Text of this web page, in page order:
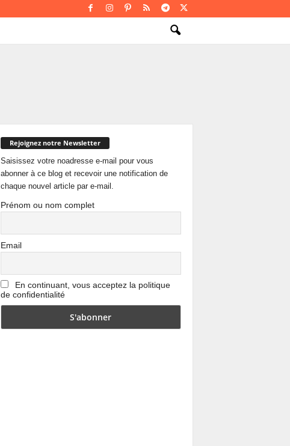
Rejoignez notre Newsletter
Saisissez votre noadresse e-mail pour vous
abonner à ce blog et recevoir une notification de
chaque nouvel article par e-mail.
Prénom ou nom complet
Email
En continuant, vous acceptez la politique
de confidentialité